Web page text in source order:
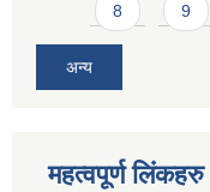
8 9
अन्य
महत्वपूर्ण लिंकहरु